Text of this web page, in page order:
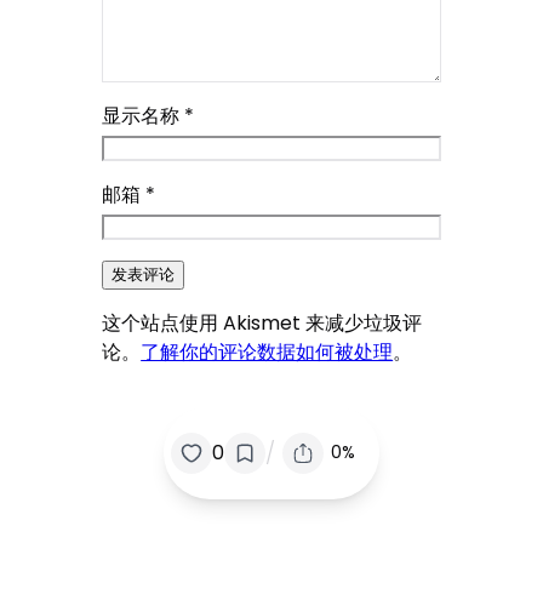
显示名称 *
邮箱 *
这个站点使用 Akismet 来减少垃圾评
论。 了解你的评论数据如何被处理。
0 / 0%